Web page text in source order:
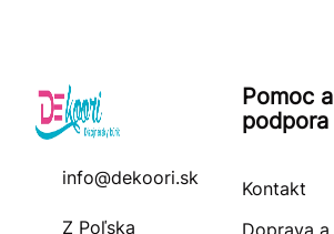
info@dekoori.sk
Z Poľska
Pomoc a
podpora
Kontakt